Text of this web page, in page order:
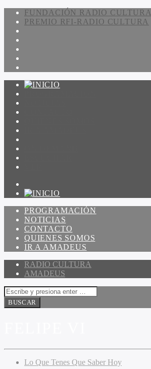
FUNDACIÓN RADIO CULTURA
PREMIO RFI-RADIO CULTURA
PROGRAMACIÓN
NOTICIAS
CONTACTO
QUIENES SOMOS
IR A AMADEUS
RADIO CULTURA
AMADEUS
Lo Que Tenes Que Saber Hoy